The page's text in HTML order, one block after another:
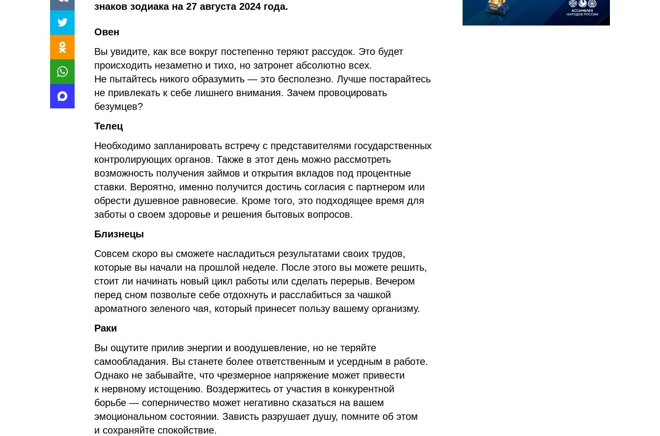
знаков зодиака на 27 августа 2024 года.
Овен
Вы увидите, как все вокруг постепенно теряют рассудок. Это будет
происходить незаметно и тихо, но затронет абсолютно всех.
Не пытайтесь никого образумить — это бесполезно. Лучше постарайтесь
не привлекать к себе лишнего внимания. Зачем провоцировать
безумцев?
Телец
Необходимо запланировать встречу с представителями государственных
контролирующих органов. Также в этот день можно рассмотреть
возможность получения займов и открытия вкладов под процентные
ставки. Вероятно, именно получится достичь согласия с партнером или
обрести душевное равновесие. Кроме того, это подходящее время для
заботы о своем здоровье и решения бытовых вопросов.
Близнецы
Совсем скоро вы сможете насладиться результатами своих трудов,
которые вы начали на прошлой неделе. После этого вы можете решить,
стоит ли начинать новый цикл работы или сделать перерыв. Вечером
перед сном позвольте себе отдохнуть и расслабиться за чашкой
ароматного зеленого чая, который принесет пользу вашему организму.
Раки
Вы ощутите прилив энергии и воодушевление, но не теряйте
самообладания. Вы станете более ответственным и усердным в работе.
Однако не забывайте, что чрезмерное напряжение может привести
к нервному истощению. Воздержитесь от участия в конкурентной
борьбе — соперничество может негативно сказаться на вашем
эмоциональном состоянии. Зависть разрушает душу, помните об этом
и сохраняйте спокойствие.